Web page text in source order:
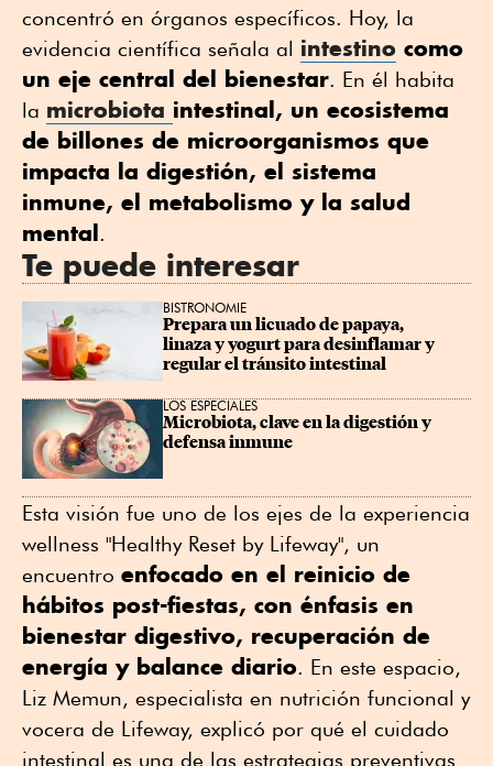
concentró en órganos específicos. Hoy, la
evidencia científica señala al intestino como
un eje central del bienestar. En él habita
la microbiota intestinal, un ecosistema
de billones de microorganismos que
impacta la digestión, el sistema
inmune, el metabolismo y la salud
mental.
Te puede interesar
BISTRONOMIE
Prepara un licuado de papaya,
linaza y yogurt para desinflamar y
regular el tránsito intestinal
LOS ESPECIALES
Microbiota, clave en la digestión y
defensa inmune
Esta visión fue uno de los ejes de la experiencia
wellness "Healthy Reset by Lifeway", un
encuentro enfocado en el reinicio de
hábitos post-fiestas, con énfasis en
bienestar digestivo, recuperación de
energía y balance diario. En este espacio,
Liz Memun, especialista en nutrición funcional y
vocera de Lifeway, explicó por qué el cuidado
intestinal es una de las estrategias preventivas